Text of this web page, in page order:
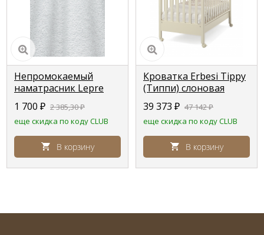
Непромокаемый
наматрасник Lepre
для кроваток Pali
1 700 ₽ 2 385,30₽
еще скидка по коду CLUB
В корзину
Кроватка Erbesi Tippy
(Типпи) слоновая
кость (Ivory)
39 373 ₽ 47 142₽
еще скидка по коду CLUB
В корзину